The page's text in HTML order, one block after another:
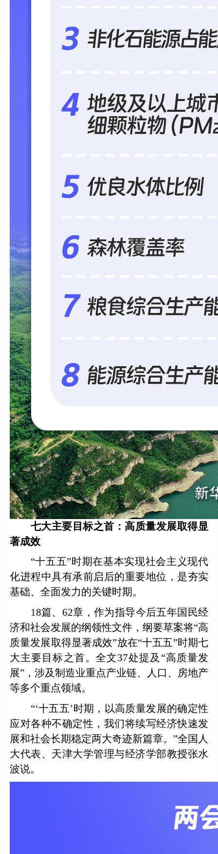
七大主要目标之首：高质量发展取得显
著成效
“十五五”时期在基本实现社会主义现代
化进程中具有承前启后的重要地位，是夯实
基础、全面发力的关键时期。
18篇、62章，作为指导今后五年国民经
济和社会发展的纲领性文件，纲要草案将“高
质量发展取得显著成效”放在“十五五”时期七
大主要目标之首。全文37处提及“高质量发
展”，涉及制造业重点产业链、人口、房地产
等多个重点领域。
“‘十五五’时期，以高质量发展的确定性
应对各种不确定性，我们将续写经济快速发
展和社会长期稳定两大奇迹新篇章。”全国人
大代表、天津大学管理与经济学部教授张水
波说。